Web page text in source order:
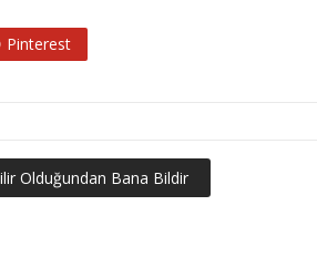
Pinterest
Olduğundan Bana Bildir